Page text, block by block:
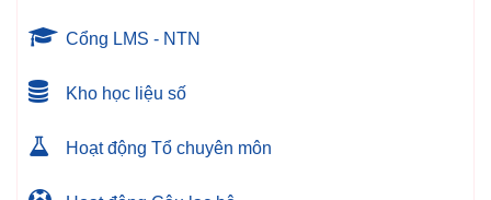
Cổng LMS - NTN
Kho học liệu số
Hoạt động Tổ chuyên môn